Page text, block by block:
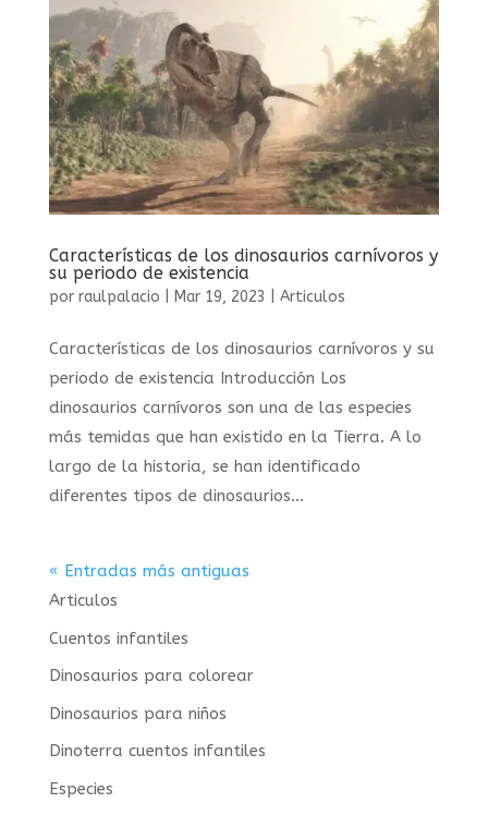
Características de los dinosaurios carnívoros y
su periodo de existencia
por raulpalacio Mar 19, 2023 Articulos
Características de los dinosaurios carnívoros y su
periodo de existencia Introducción Los
dinosaurios carnívoros son una de las especies
más temidas que han existido en la Tierra. A lo
largo de la historia, se han identificado
diferentes tipos de dinosaurios...
« Entradas más antiguas
Articulos
Cuentos infantiles
Dinosaurios para colorear
Dinosaurios para niños
Dinoterra cuentos infantiles
Especies